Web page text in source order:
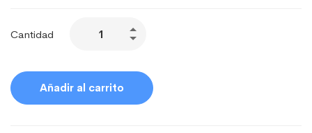
Cantidad
Añadir al carrito